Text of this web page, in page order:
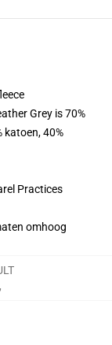
Grey is 70%
katoen, 40%
Practices
omhoog
,